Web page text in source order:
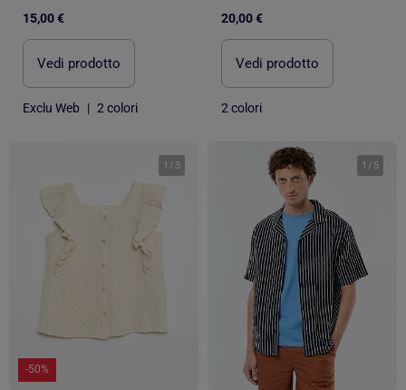
15,00 €
Vedi prodotto
Exclu Web | 2 colori
20,00 €
Vedi prodotto
2 colori
1 / 3
-50%
1 / 5